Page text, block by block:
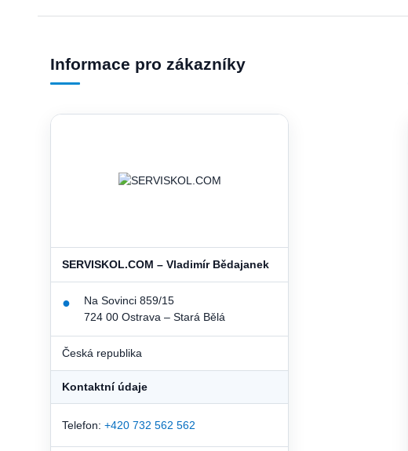
Informace pro zákazníky
SERVISKOL.COM – Vladimír Bědajanek
●
Na Sovinci 859/15
724 00 Ostrava – Stará Bělá
Česká republika
Kontaktní údaje
Telefon: +420 732 562 562